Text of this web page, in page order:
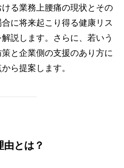
る業務上腰痛の現状とその
に将来起こり得る健康リス
説します。さらに、若いう
と企業側の支援のあり方に
ら提案します。
とは？